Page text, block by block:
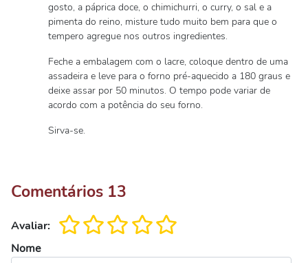
gosto, a páprica doce, o chimichurri, o curry, o sal e a
pimenta do reino, misture tudo muito bem para que o
tempero agregue nos outros ingredientes.
Feche a embalagem com o lacre, coloque dentro de uma
assadeira e leve para o forno pré-aquecido a 180 graus e
deixe assar por 50 minutos. O tempo pode variar de
acordo com a potência do seu forno.
Sirva-se.
Comentários 13
Avaliar:
Nome